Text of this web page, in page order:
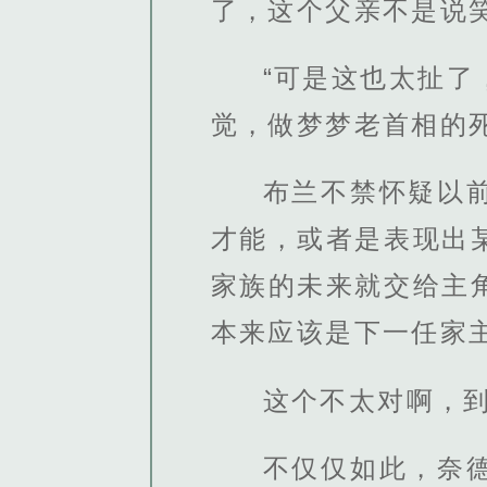
了，这个父亲不是说
“可是这也太扯
觉，做梦梦老首相的
布兰不禁怀疑以
才能，或者是表现出
家族的未来就交给主
本来应该是下一任家
这个不太对啊，
不仅仅如此，奈